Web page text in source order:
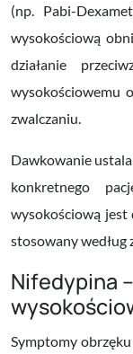
(np. Pabi-
wysokościową
działanie
wysokościowemu
zwalczaniu.
Dawkowanie
konkretnego
wysokościową jest
stosowany według
Nifedypina
Symptomy obrzęku